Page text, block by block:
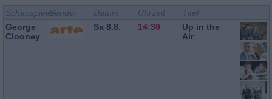
SchauspielerSender Datum Uhrzeit
Titel
George
Clooney
Sa 8.8. 14:30
Up in the
Air